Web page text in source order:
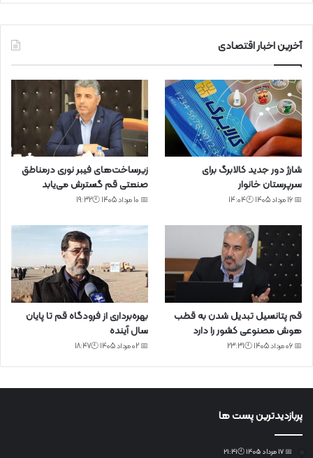
آخرین اخبار اقتصادی
شارژ دور جدید کالابرگ برای
سرپرستان خانوار
📅 16 مرداد 1405 🕙14:04
زیرساخت‌های فیبر نوری درمناطق
صنعتی قم گسترش می‌یابد
📅 10 مرداد 1405 🕙19:32
قم پتانسیل تبدیل شدن به قطب
هوش مصنوعی کشور را دارد
📅 06 مرداد 1405 🕙23:31
بهره‌برداری از فرودگاه قم تا پایان
سال آینده
📅 02 مرداد 1405 🕙18:47
پربازدیدترین پست ها
📅 17 مرداد 1405 🕙21:41